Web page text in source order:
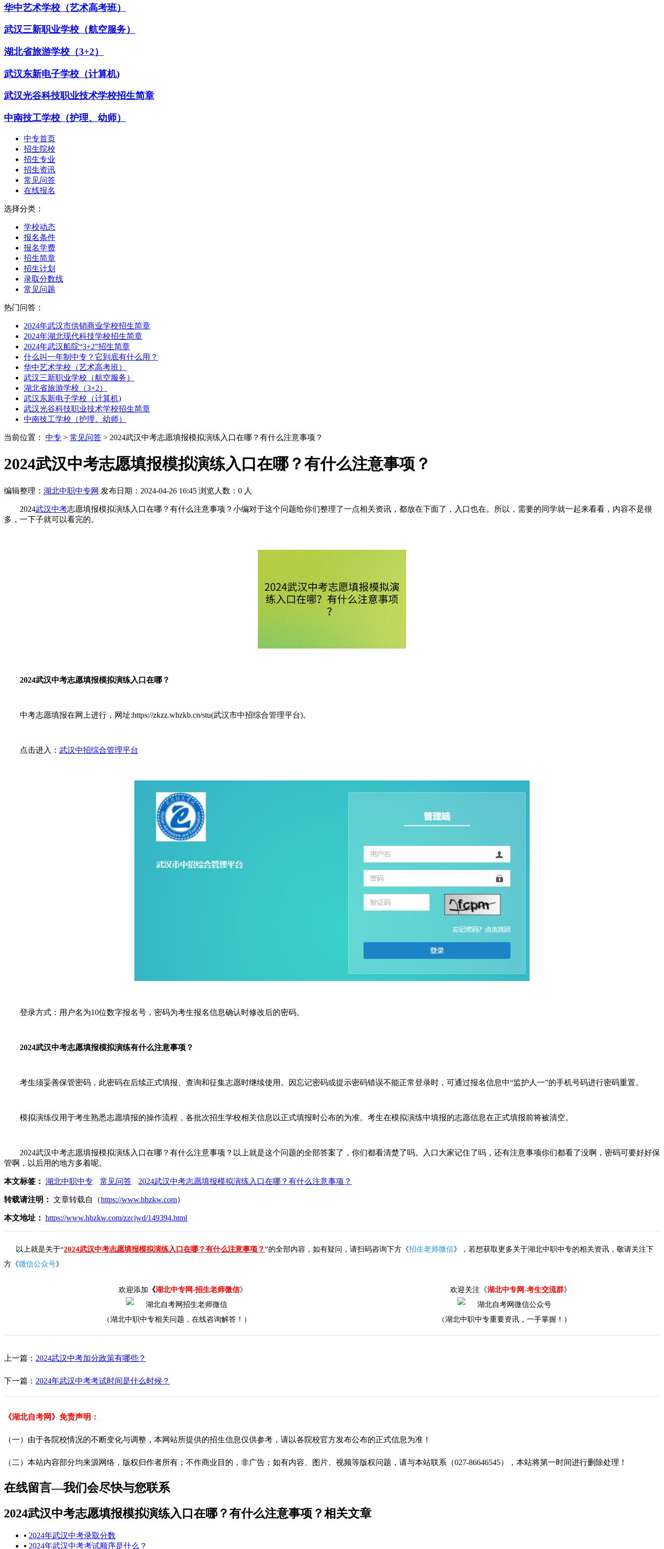
华中艺术学校（艺术高考班）
武汉三新职业学校（航空服务）
湖北省旅游学校（3+2）
武汉东新电子学校（计算机)
武汉光谷科技职业技术学校招生简章
中南技工学校（护理、幼师）
中专首页
招生院校
招生专业
招生资讯
常见问答
在线报名
选择分类：
学校动态
报名条件
报名学费
招生简章
招生计划
录取分数线
常见问题
热门问答：
2024年武汉市供销商业学校招生简章
2024年湖北现代科技学校招生简章
2024年武汉船院“3+2”招生简章
什么叫一年制中专？它到底有什么用？
华中艺术学校（艺术高考班）
武汉三新职业学校（航空服务）
湖北省旅游学校（3+2）
武汉东新电子学校（计算机)
武汉光谷科技职业技术学校招生简章
中南技工学校（护理、幼师）
当前位置： 中专 > 常见问答 > 2024武汉中考志愿填报模拟演练入口在哪？有什么注意事项？
2024武汉中考志愿填报模拟演练入口在哪？有什么注意事项？
编辑整理： 湖北中职中专网 发布日期：2024-04-26 16:45 浏览人数： 0 人
2024武汉中考志愿填报模拟演练入口在哪？有什么注意事项？小编对于这个问题给你们整理了一点相关资讯，都放在下面了，入口也在。所以，需要的同学就一起来看看，内容不是很
多，一下子就可以看完的。
2024武汉中考志愿填报模拟演练入口在哪？
中考志愿填报在网上进行，网址:https://zkzz.whzkb.cn/stu(武汉市中招综合管理平台)。
点击进入： 武汉中招综合管理平台
登录方式：用户名为10位数字报名号，密码为考生报名信息确认时修改后的密码。
2024武汉中考志愿填报模拟演练有什么注意事项？
考生须妥善保管密码，此密码在后续正式填报、查询和征集志愿时继续使用。因忘记密码或提示密码错误不能正常登录时，可通过报名信息中“监护人一”的手机号码进行密码重置。
模拟演练仅用于考生熟悉志愿填报的操作流程，各批次招生学校相关信息以正式填报时公布的为准。考生在模拟演练中填报的志愿信息在正式填报前将被清空。
2024武汉中考志愿填报模拟演练入口在哪？有什么注意事项？以上就是这个问题的全部答案了，你们都看清楚了吗。入口大家记住了吗，还有注意事项你们都看了没啊，密码可要好好保
管啊，以后用的地方多着呢。
本文标签： 湖北中职中专 常见问答 2024武汉中考志愿填报模拟演练入口在哪？有什么注意事项？
转载请注明： 文章转载自（https://www.hbzkw.com）
本文地址： https://www.hbzkw.com/zzcjwd/149394.html
以上就是关于“2024武汉中考志愿填报模拟演练入口在哪？有什么注意事项？”的全部内容，如有疑问，请扫码咨询下方《招生老师微信》，若想获取更多关于湖北中职中专的相关资讯，敬请关注下
方《微信公众号》
欢迎添加 《湖北中专网-招生老师微信》
（湖北中职中专相关问题，在线咨询解答！）
欢迎关注《湖北中专网-考生交流群》
（湖北中职中专重要资讯，一手掌握！）
上一篇： 2024武汉中考加分政策有哪些？
下一篇： 2024年武汉中考考试时间是什么时候？
《湖北自考网》免责声明：
（一）由于各院校情况的不断变化与调整，本网站所提供的招生信息仅供参考，请以各院校官方发布公布的正式信息为准！
（二）本站内容部分均来源网络，版权归作者所有；不作商业目的，非广告；如有内容、图片、视频等版权问题，请与本站联系（027-86646545），本站将第一时间进行删除处理！
在线留言—我们会尽快与您联系
2024武汉中考志愿填报模拟演练入口在哪？有什么注意事项？相关文章
▪ 2024年武汉中考录取分数
▪ 2024年武汉中考考试顺序是什么？